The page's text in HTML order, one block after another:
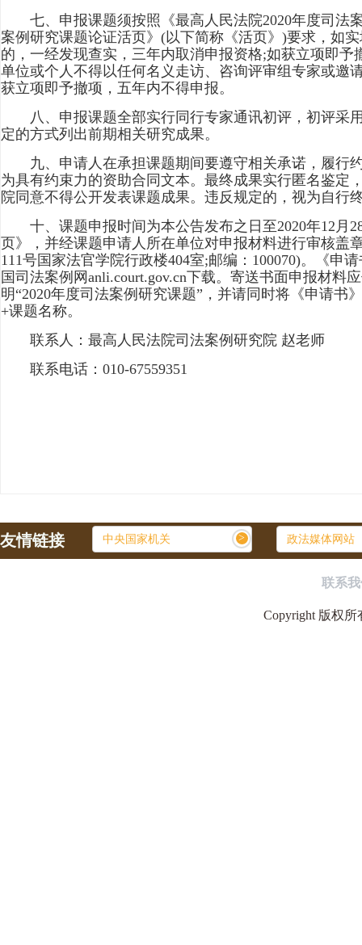
七、申报课题须按照《最高人民法院2020年度司法
案例研究课题论证活页》(以下简称《活页》)要求，如
的，一经发现查实，三年内取消申报资格;如获立项即
单位或个人不得以任何名义走访、咨询评审组专家或邀
获立项即予撤项，五年内不得申报。
八、申报课题全部实行同行专家通讯初评，初评采
定的方式列出前期相关研究成果。
九、申请人在承担课题期间要遵守相关承诺，履行
为具有约束力的资助合同文本。最终成果实行匿名鉴定
院同意不得公开发表课题成果。违反规定的，视为自行
十、课题申报时间为本公告发布之日至2020年12月
页》，并经课题申请人所在单位对申报材料进行审核盖
111号国家法官学院行政楼404室;邮编：100070)。《申
国司法案例网anli.court.gov.cn下载。寄送书面申报材
明“2020年度司法案例研究课题”，并请同时将《申请书
+课题名称。
联系人：最高人民法院司法案例研究院 赵老师
联系电话：010-67559351
友情链接 中央国家机关 > 政法媒体网站
联系
Copyright 版权所